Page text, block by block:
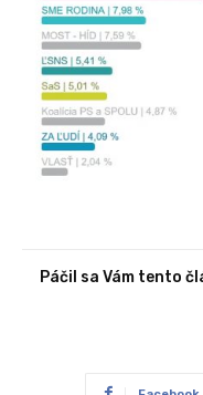
Páčil sa Vám tento